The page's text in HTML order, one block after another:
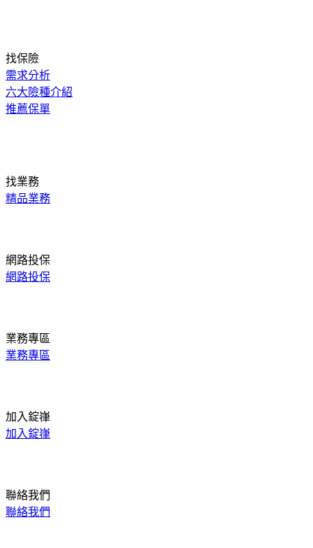
找保險
需求分析
六大險種介紹
推薦保單
找業務
精品業務
網路投保
網路投保
業務專區
業務專區
加入錠嵂
加入錠嵂
聯絡我們
聯絡我們